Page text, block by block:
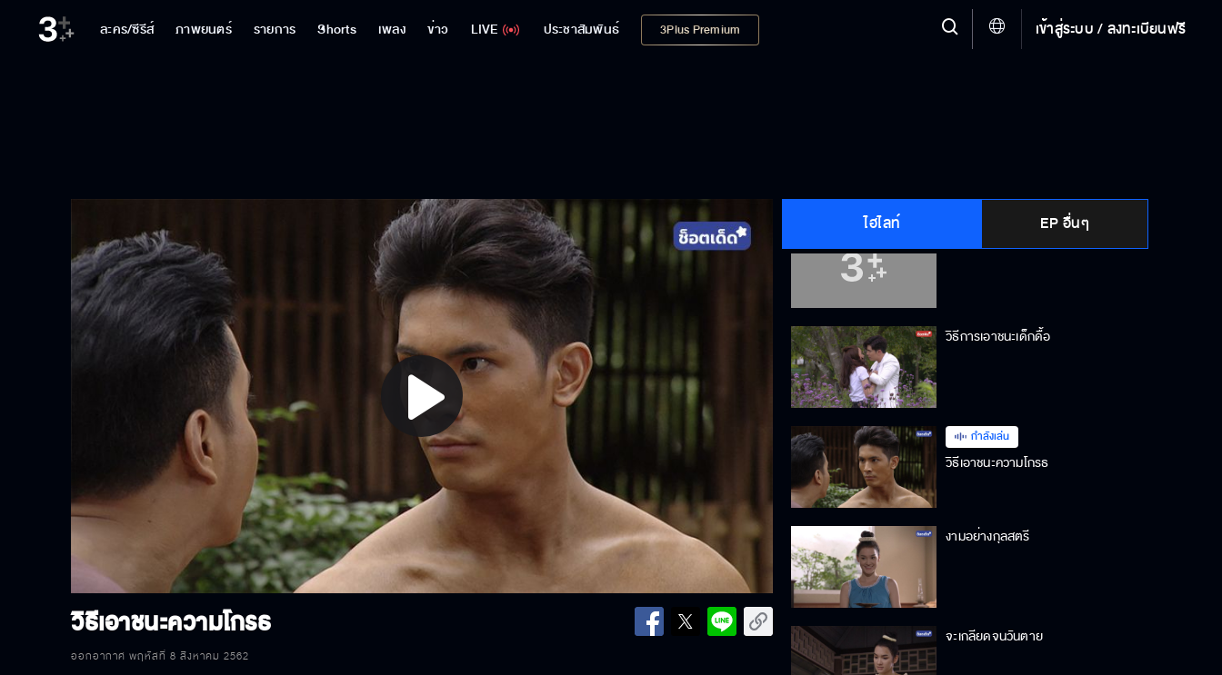
ละคร/ซีรีส์ ภาพยนตร์ รายการ Shorts เพลง ข่าว LIVE ประชาสัมพันธ์ 3Plus Premium เข้าสู่ระบบ / ลงทะเบียนฟรี
Play
Video
วิธีเอาชนะความโกรธ
ออกอากาศ พฤหัสที่ 8 สิงหาคม 2562
ไฮไลท์ EP อื่นๆ
ผมจริงใจกับเขาจริง ๆ
วิธีการเอาชนะเด็กดื้อ
กำลังเล่น
วิธีเอาชนะความโกรธ
งามอย่างกุลสตรี
จะเกลียดจนวันตาย